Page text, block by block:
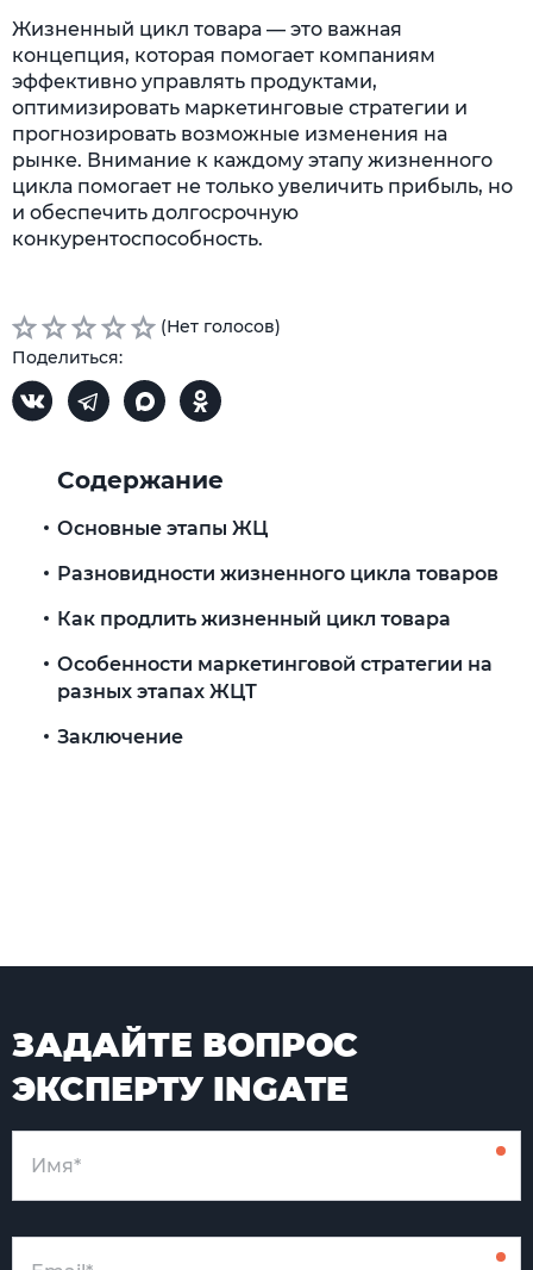
Жизненный цикл товара — это важная
концепция, которая помогает компаниям
эффективно управлять продуктами,
оптимизировать маркетинговые стратегии и
прогнозировать возможные изменения на
рынке. Внимание к каждому этапу жизненного
цикла помогает не только увеличить прибыль, но
и обеспечить долгосрочную
конкурентоспособность.
(Нет голосов)
Поделиться:
Содержание
Основные этапы ЖЦ
Разновидности жизненного цикла товаров
Как продлить жизненный цикл товара
Особенности маркетинговой стратегии на
разных этапах ЖЦТ
Заключение
ЗАДАЙТЕ ВОПРОС
ЭКСПЕРТУ INGATE